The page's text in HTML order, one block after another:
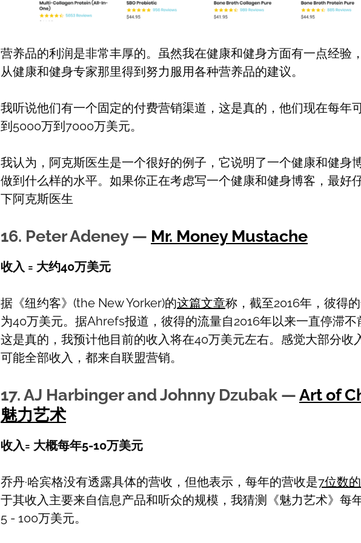
营养品的利润是非常丰厚的。虽然我在健康和健身方面有一点经验
从健康和健身专家那里得到努力服用各种营养品的建议。
我听说他们有一个固定的付费营销渠道，这是真的，他们现在每年
到5000万到7000万美元。
我认为，阿克斯医生是一个很好的例子，它说明了一个健康和健身
做到什么样的水平。如果你正在考虑写一个健康和健身博客，最好
下阿克斯医生
16. Peter Adeney — Mr. Money Mustache
收入 = 大约40万美元
据《纽约客》(the New Yorker)的这篇文章称，截至2016年，彼得
为40万美元。据Ahrefs报道，彼得的流量自2016年以来一直停滞不
这是真的，我预计他目前的收入将在40万美元左右。感觉大部分收
可能全部收入，都来自联盟营销。
17. AJ Harbinger and Johnny Dzubak —Art of
魅力艺术
收入= 大概每年5-10万美元
乔丹·哈宾格没有透露具体的营收，但他表示，每年的营收是7位数
于其收入主要来自信息产品和听众的规模，我猜测《魅力艺术》每
5 - 100万美元。